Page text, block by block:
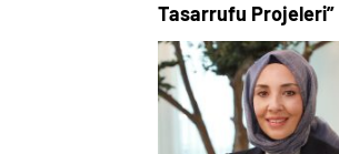
Tasarrufu Projeleri”